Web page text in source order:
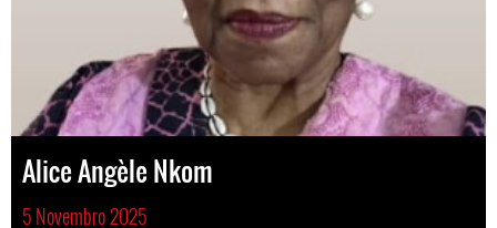
Alice Angèle Nkom
5 Novembro 2025